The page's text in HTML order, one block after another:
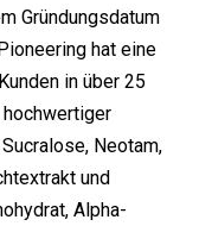
Gründungsdatum
hat eine
in über 25
Neotam,
und
Alpha-